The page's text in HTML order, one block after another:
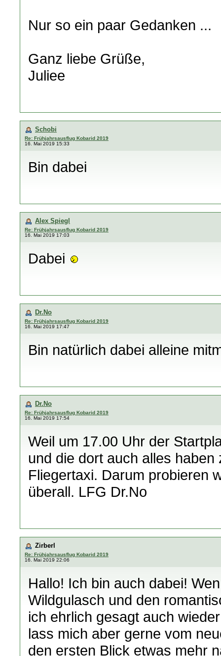
Nur so ein paar Gedanken ...
Ganz liebe Grüße,
Juliee
Schobi
Re: Frühjahrsausflug Kobarid 2019
16. Mai 2019 15:33
Bin dabei
Alex Spiegl
Re: Frühjahrsausflug Kobarid 2019
16. Mai 2019 17:03
Dabei
Dr.No
Re: Frühjahrsausflug Kobarid 2019
16. Mai 2019 17:47
Bin natürlich dabei alleine
Dr.No
Re: Frühjahrsausflug Kobarid 2019
16. Mai 2019 17:54
Weil um 17.00 Uhr der
und die dort auch alles
Fliegertaxi. Darum probieren
überall. LFG Dr.No
Zirberl
Re: Frühjahrsausflug Kobarid 2019
16. Mai 2019 22:06
Hallo! Ich bin auch dabei!
Wildgulasch und den
ich ehrlich gesagt auch
lass mich aber gerne vom
den ersten Blick etwas mehr